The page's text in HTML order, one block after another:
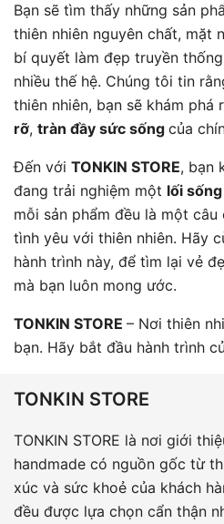
Bạn sẽ tìm thấy những sản
thiên nhiên nguyên chất, mặt
bí quyết làm đẹp truyền
nhiều thế hệ. Chúng tôi tin
thiên nhiên, bạn sẽ khám phá
rỡ, tràn đầy sức sống của
Đến với TONKIN STORE, bạn
đang trải nghiệm một lối
mỗi sản phẩm đều là một
tình yêu với thiên nhiên. Hãy
hành trình này, để tìm lại vẻ
mà bạn luôn mong ước.
TONKIN STORE – Nơi thiên
bạn. Hãy bắt đầu hành trình
TONKIN STORE
TONKIN STORE là nơi giới
handmade có nguồn gốc từ
xúc và sức khoẻ của khách
đều được lựa chọn cẩn thận